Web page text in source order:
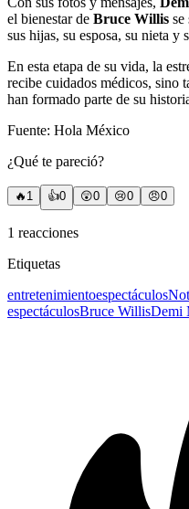
el bienestar de Bruce Willis se
sus hijas, su esposa, su nieta y
En esta etapa de su vida, la
recibe cuidados médicos, sino
han formado parte de su
Fuente: Hola México
¿Qué te pareció?
🔥 1 👍0 😲0 😢0 😠0
1 reacciones
Etiquetas
entretenimientoespectáculos
espectáculosBruce WillisDemi